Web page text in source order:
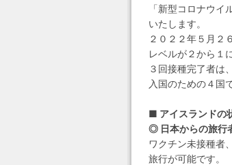
「新型コロナウ
いたします。
２０２２年５月２
レベルが２から１
３回接種完了者は
入国のための４国
■ アイスランドの
◎ 日本からの旅行
ワクチン未接種者
旅行が可能です。